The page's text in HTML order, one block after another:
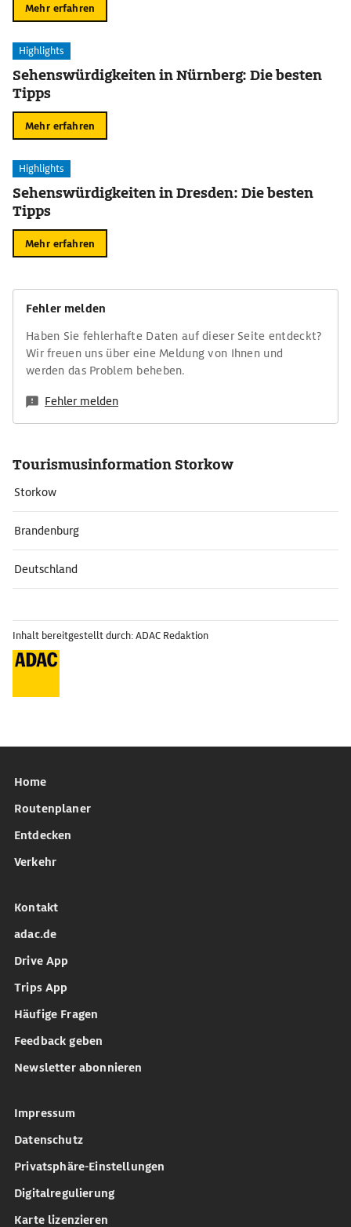
Mehr erfahren
Highlights
Sehenswürdigkeiten in Nürnberg: Die besten
Tipps
Mehr erfahren
Highlights
Sehenswürdigkeiten in Dresden: Die besten
Tipps
Mehr erfahren
Fehler melden
Haben Sie fehlerhafte Daten auf dieser Seite entdeckt?
Wir freuen uns über eine Meldung von Ihnen und
werden das Problem beheben.
Fehler melden
Tourismusinformation Storkow
Storkow
Brandenburg
Deutschland
Inhalt bereitgestellt durch: ADAC Redaktion
Home
Routenplaner
Entdecken
Verkehr
Kontakt
adac.de
Drive App
Trips App
Häufige Fragen
Feedback geben
Newsletter abonnieren
Impressum
Datenschutz
Privatsphäre-Einstellungen
Digitalregulierung
Karte lizenzieren